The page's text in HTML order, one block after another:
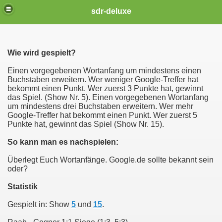
sdr-deluxe
Wie wird gespielt?
Einen vorgegebenen Wortanfang um mindestens einen
Buchstaben erweitern. Wer weniger Google-Treffer hat
bekommt einen Punkt. Wer zuerst 3 Punkte hat, gewinnt
das Spiel. (Show Nr. 5). Einen vorgegebenen Wortanfang
um mindestens drei Buchstaben erweitern. Wer mehr
Google-Treffer hat bekommt einen Punkt. Wer zuerst 5
Punkte hat, gewinnt das Spiel (Show Nr. 15).
So kann man es nachspielen:
Überlegt Euch Wortanfänge. Google.de sollte bekannt sein
oder?
Statistik
Gespielt in: Show 5 und 15.